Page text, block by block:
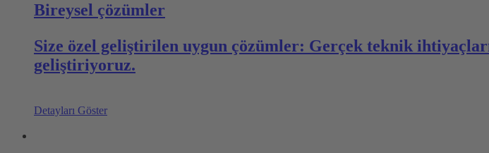
Bireysel çözümler
Size özel geliştirilen uygun çözümler: Gerçek teknik
geliştiriyoruz.
Detayları Göster